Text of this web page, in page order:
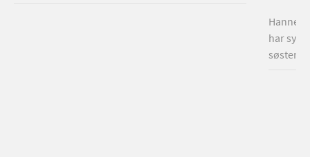
Hanne
har syet
søsters